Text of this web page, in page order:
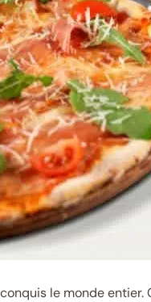
le monde